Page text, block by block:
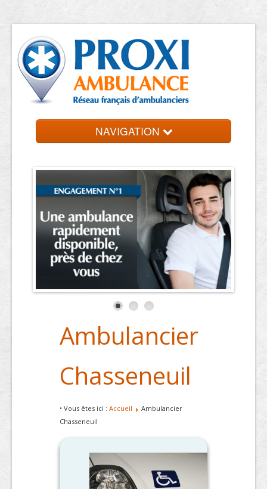
NAVIGATION
Ambulancier
Chasseneuil
• Vous êtes ici : Accueil
Ambulancier
Chasseneuil